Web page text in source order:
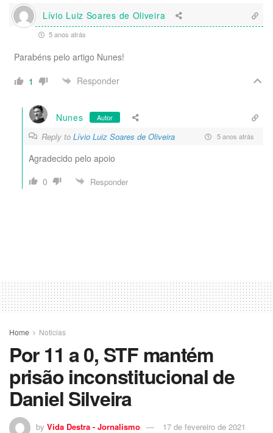
Lívio Luiz Soares de Oliveira
5 anos atrás
Parabéns pelo artigo Nunes!
1
Responder
Nunes Autor
Reply to Lívio Luiz Soares de Oliveira 5 anos atrás
Agradecido pelo apoio
0
Responder
Home Noticias
Por 11 a 0, STF mantém
prisão inconstitucional de
Daniel Silveira
by Vida Destra - Jornalismo 17 de fevereiro de 2021